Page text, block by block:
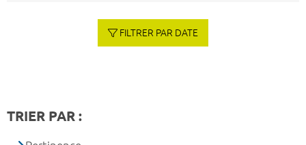
FILTRER PAR DATE
TRIER PAR :